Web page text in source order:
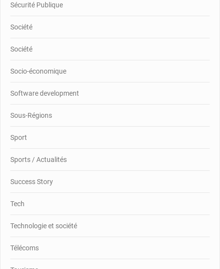
Sécurité Publique
Société
Société
Socio-économique
Software development
Sous-Régions
Sport
Sports / Actualités
Success Story
Tech
Technologie et société
Télécoms